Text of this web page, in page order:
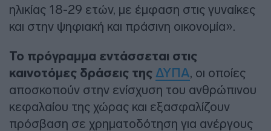
ηλικίας 18-29 ετών, με έμφαση στις γυναίκες
και στην ψηφιακή και πράσινη οικονομία».
Το πρόγραμμα εντάσσεται στις
καινοτόμες δράσεις της ΔΥΠΑ, οι οποίες
αποσκοπούν στην ενίσχυση του ανθρώπινου
κεφαλαίου της χώρας και εξασφαλίζουν
πρόσβαση σε χρηματοδότηση για ανέργους